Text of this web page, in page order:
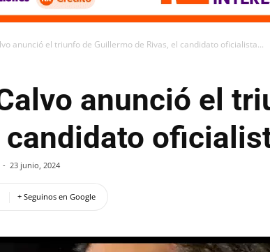
anunció el triunfo de Guillermo de Rivas, el candidato oficialista...
anunció el
candidato
- 23 junio, 2024
+ Seguinos en Google